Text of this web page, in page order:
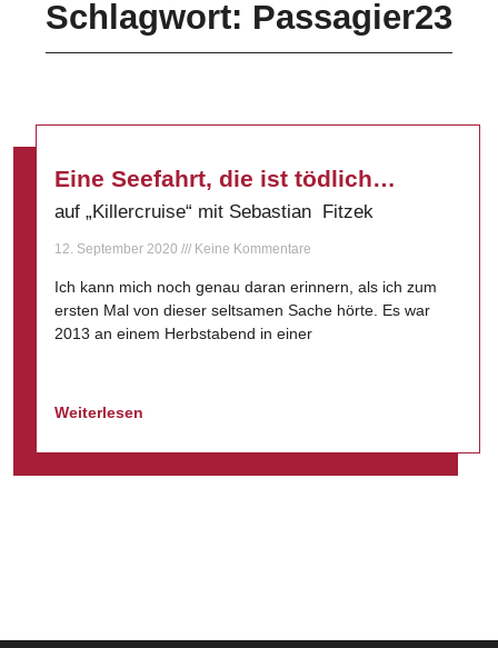
Schlagwort: Passagier23
Eine Seefahrt, die ist tödlich…
auf „Killercruise“ mit Sebastian Fitzek
12. September 2020 Keine Kommentare
Ich kann mich noch genau daran erinnern, als ich zum
ersten Mal von dieser seltsamen Sache hörte. Es war
2013 an einem Herbstabend in einer
Weiterlesen